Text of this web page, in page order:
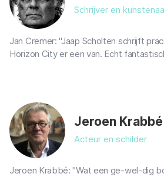
Schrijver en
Jan Cremer: "Jaap Scholten schrijft
Horizon City er een van. Echt
Jeroen Krabbé
Acteur en schilder
Jeroen Krabbé: "Wat een ge-wel-dig